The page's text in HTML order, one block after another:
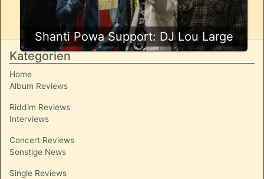
Shanti Powa Support: DJ Lou Large
Kategorien
Home
Album Reviews
Riddim Reviews
Interviews
Concert Reviews
Sonstige News
Single Reviews